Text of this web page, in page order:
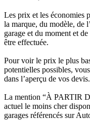
Les prix et les économies
la marque, du modèle, de
garage et du moment et
être effectuée.
Pour voir le prix le plus
potentielles possibles,
dans l’aperçu de vos devis.
La mention “À PARTIR
actuel le moins cher
garages référencés sur